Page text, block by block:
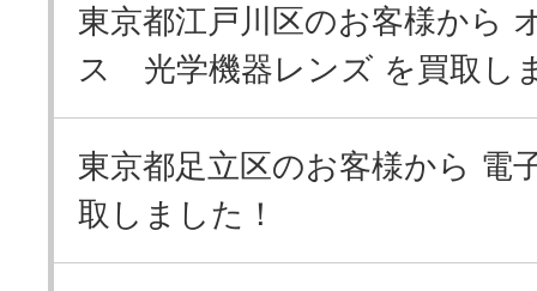
東京都江戸川区のお客様から
ス 光学機器レンズ を買取し
東京都足立区のお客様から 電
取しました！